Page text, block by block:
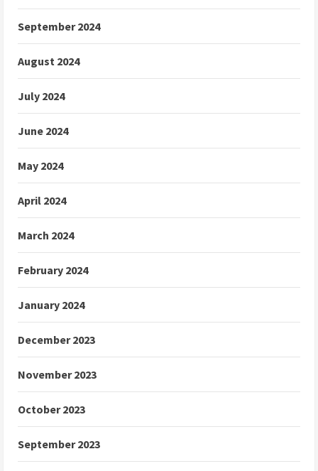
September 2024
August 2024
July 2024
June 2024
May 2024
April 2024
March 2024
February 2024
January 2024
December 2023
November 2023
October 2023
September 2023